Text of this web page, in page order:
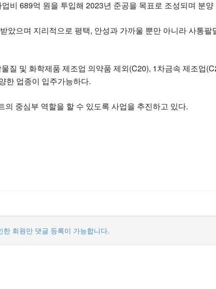
비 689억 원을 투입해 2023년 준공을 목표로 조성되며 분
았으며 지리적으로 평택, 안성과 가까울 뿐만 아니라 사통
질 및 화학제품 제조업 의약품 제외(C20), 1차금속 제조업
한 업종이 입주가능하다.
중심부 역할을 할 수 있도록 사업을 추진하고 있다.
한 회원만 댓글 등록이 가능합니다.